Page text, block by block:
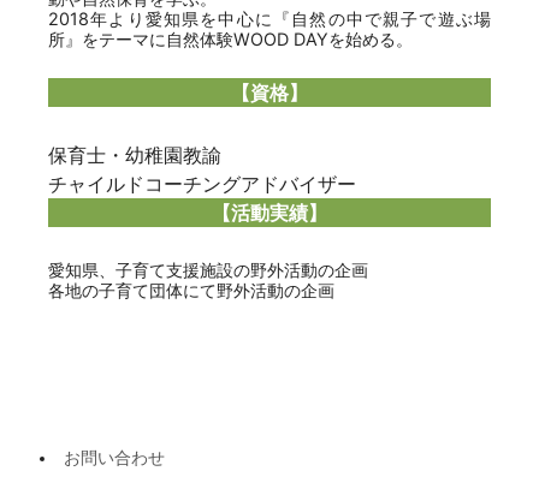
2018年より愛知県を中心に『自然の中で親子で遊ぶ場
所』をテーマに自然体験WOOD DAYを始める。
【資格】
保育士・幼稚園教諭
チャイルドコーチングアドバイザー
【活動実績】
愛知県、子育て支援施設の野外活動の企画
各地の子育て団体にて野外活動の企画
お問い合わせ